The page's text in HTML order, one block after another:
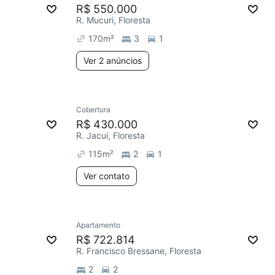
R$ 550.000
R. Mucuri, Floresta
170m² 3 1
Ver 2 anúncios
Cobertura
R$ 430.000
R. Jacuí, Floresta
115m² 2 1
Ver contato
Apartamento
R$ 722.814
R. Francisco Bressane, Floresta
2
2